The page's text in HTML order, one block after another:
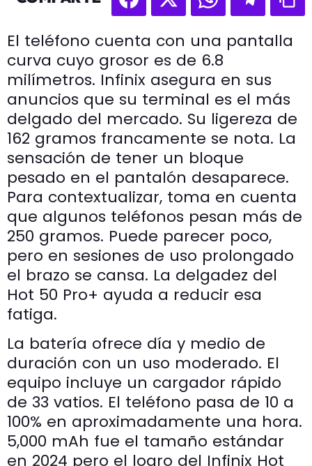
El teléfono cuenta con una pantalla
curva cuyo grosor es de 6.8
milímetros. Infinix asegura en sus
anuncios que su terminal es el más
delgado del mercado. Su ligereza de
162 gramos francamente se nota. La
sensación de tener un bloque
pesado en el pantalón desaparece.
Para contextualizar, toma en cuenta
que algunos teléfonos pesan más de
250 gramos. Puede parecer poco,
pero en sesiones de uso prolongado
el brazo se cansa. La delgadez del
Hot 50 Pro+ ayuda a reducir esa
fatiga.
La batería ofrece día y medio de
duración con un uso moderado. El
equipo incluye un cargador rápido
de 33 vatios. El teléfono pasa de 10 a
100% en aproximadamente una hora.
5,000 mAh fue el tamaño estándar
en 2024 pero el logro del Infinix Hot